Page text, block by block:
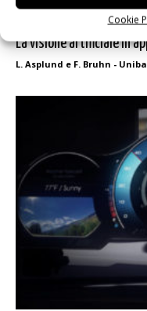
Cookie
La visione artificiale in
L. Asplund e F. Bruhn -